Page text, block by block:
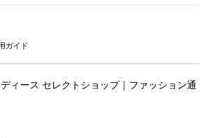
ガイド
ィース セレクトショップ｜ファッション通